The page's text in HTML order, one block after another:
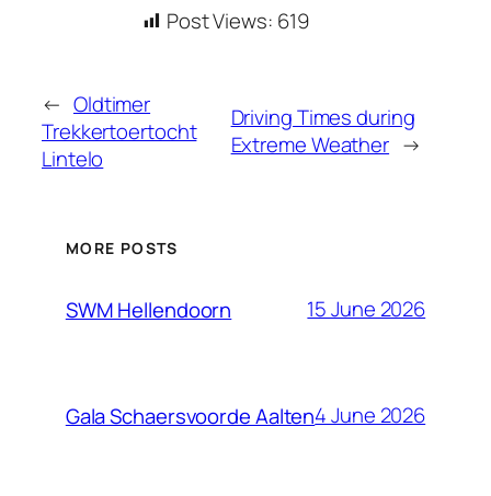
Post Views: 619
← Oldtimer
Trekkertoertocht
Lintelo
Driving Times during
Extreme Weather →
MORE POSTS
SWM Hellendoorn 15 June 2026
Gala Schaersvoorde Aalten4 June 2026